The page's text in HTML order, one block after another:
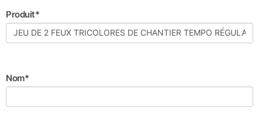
Produit*
Nom*